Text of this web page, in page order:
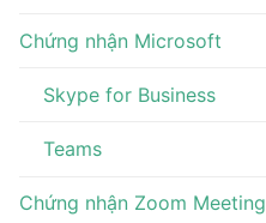
Chứng nhận Microsoft
Skype for Business
Teams
Chứng nhận Zoom Meeting